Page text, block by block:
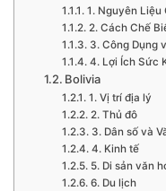
1. Nguyên Liệu
2. Cách Chế
3. Công Dụng
4. Lợi Ích Sức
Bolivia
1. Vị trí địa lý
2. Thủ đô
3. Dân số và
4. Kinh tế
5. Di sản văn
6. Du lịch